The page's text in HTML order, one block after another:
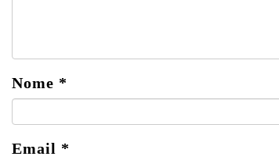
Nome *
Email *